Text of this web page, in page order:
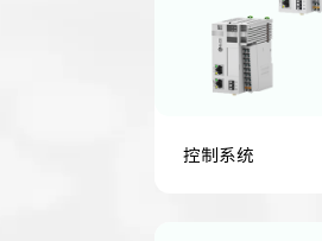
控制系统